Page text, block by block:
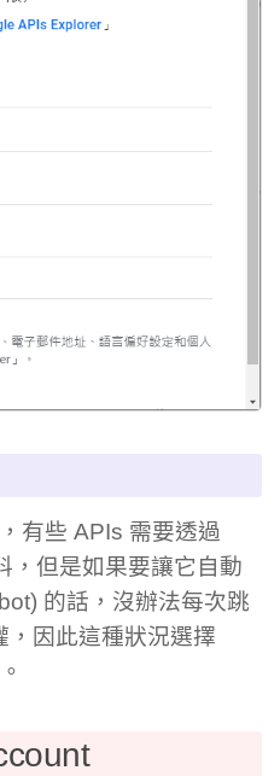
有些 APIs 需要透過
，但是如果要讓它自動
的話，沒辦法每次跳
，因此這種狀況選擇